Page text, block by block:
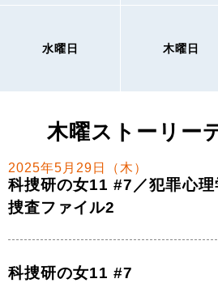
水曜日 木曜日
木曜ストーリー
2025年5月29日（木）
科捜研の女11 #7／犯罪心
捜査ファイル2
科捜研の女11 #7